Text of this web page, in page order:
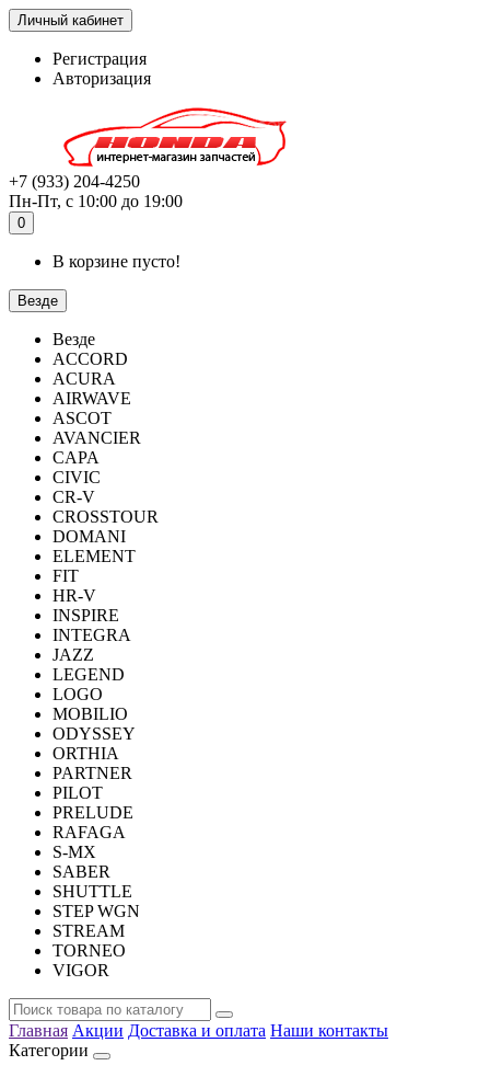
Личный кабинет
Регистрация
Авторизация
+7 (933) 204-4250
Пн-Пт, с 10:00 до 19:00
0
В корзине пусто!
Везде
Везде
ACCORD
ACURA
AIRWAVE
ASCOT
AVANCIER
CAPA
CIVIC
CR-V
CROSSTOUR
DOMANI
ELEMENT
FIT
HR-V
INSPIRE
INTEGRA
JAZZ
LEGEND
LOGO
MOBILIO
ODYSSEY
ORTHIA
PARTNER
PILOT
PRELUDE
RAFAGA
S-MX
SABER
SHUTTLE
STEP WGN
STREAM
TORNEO
VIGOR
Главная Акции Доставка и оплата Наши контакты
Категории